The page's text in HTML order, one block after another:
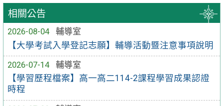
相關公告
2026-08-04
輔導室
【大學考試入學登記志願】輔導活動暨注意事項說明
2026-07-14
輔導室
【學習歷程檔案】高一高二114-2課程學習成果認證
時程